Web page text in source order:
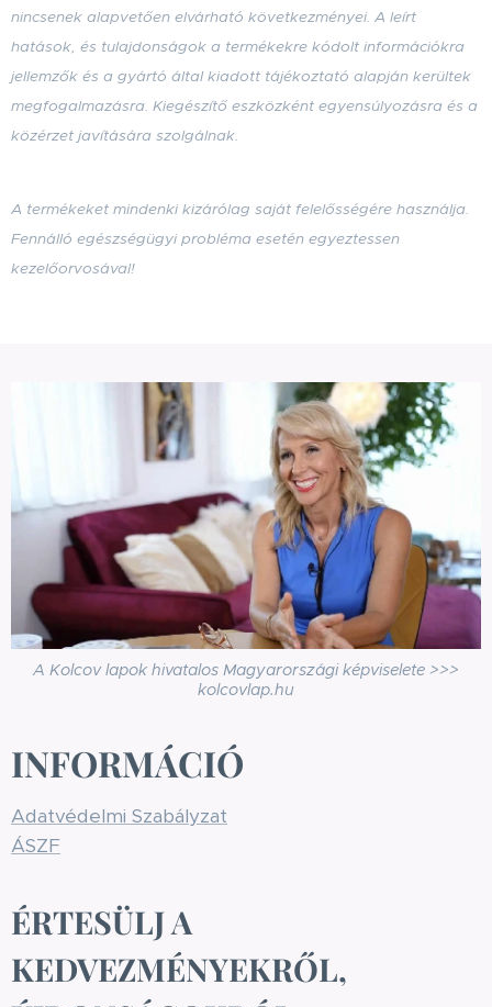
nincsenek alapvetően elvárható következményei. A leírt
hatások, és tulajdonságok a termékekre kódolt információkra
jellemzők és a gyártó által kiadott tájékoztató alapján kerültek
megfogalmazásra. Kiegészítő eszközként egyensúlyozásra és a
közérzet javítására szolgálnak.
A termékeket mindenki kizárólag saját felelősségére használja.
Fennálló egészségügyi probléma esetén egyeztessen
kezelőorvosával!
A Kolcov lapok hivatalos Magyarországi képviselete >>>
kolcovlap.hu
INFORMÁCIÓ
Adatvédelmi Szabályzat
ÁSZF
ÉRTESÜLJ A
KEDVEZMÉNYEKRŐL,